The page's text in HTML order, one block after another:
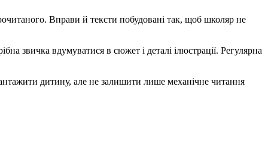
Вправи й тексти побудовані так, щоб школяр не
звичка вдумуватися в сюжет і деталі ілюстрації. Регулярна
дитину, але не залишити лише механічне читання